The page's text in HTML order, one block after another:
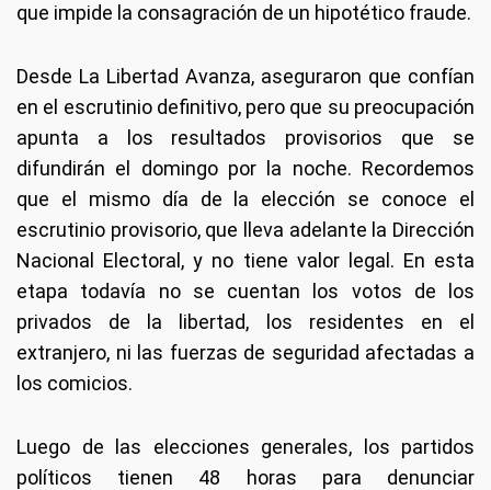
que impide la consagración de un hipotético fraude.
Desde La Libertad Avanza, aseguraron que confían
en el escrutinio definitivo, pero que su preocupación
apunta a los resultados provisorios que se
difundirán el domingo por la noche. Recordemos
que el mismo día de la elección se conoce el
escrutinio provisorio, que lleva adelante la Dirección
Nacional Electoral, y no tiene valor legal. En esta
etapa todavía no se cuentan los votos de los
privados de la libertad, los residentes en el
extranjero, ni las fuerzas de seguridad afectadas a
los comicios.
Luego de las elecciones generales, los partidos
políticos tienen 48 horas para denunciar